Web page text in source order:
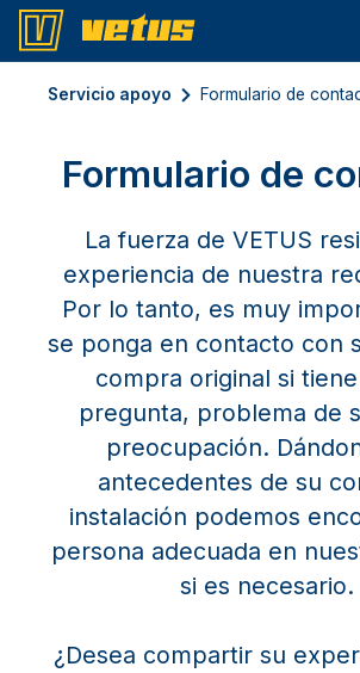
Servicio apoyo Formulario de
Formulario de
La fuerza de VETUS
experiencia de nuestra
Por lo tanto, es muy
se ponga en contacto con
compra original si
pregunta, problema de
preocupación.
antecedentes de su
instalación podemos
persona adecuada en
si es necesario.
¿Desea compartir su